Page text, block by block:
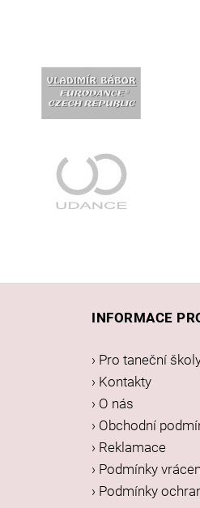
INFORMACE
› Pro taneční
› Kontakty
› O nás
› Obchodní
› Reklamace
› Podmínky
› Podmínky